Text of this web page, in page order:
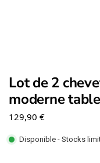
Lot de 2
moderne
129,90 €
Disponible - Stocks